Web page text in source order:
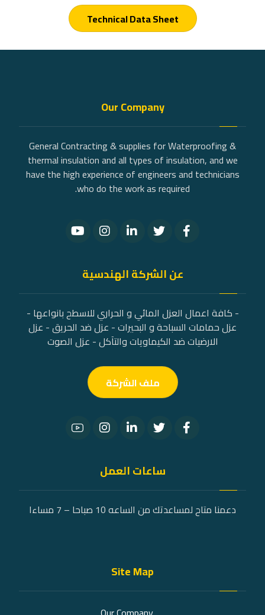
Technical Data Sheet
Our Company
General Contracting & supplies for Waterproofing &
thermal insulation and all types of insulation, and we
have the high experience of engineers and technicians
who do the work as required.
عن الشركة الهندسية
- كافة اعمال العزل المائي و الحراري للاسطح بانواعها -
عزل حمامات السباحة و البحيرات - عزل ضد الحريق - عزل
الارضيات ضد الكيماويات والتآكل - عزل الصوت
ملف الشركة
ساعات العمل
دعمنا متاح لمساعدتك من الساعه 10 صباحا – 7 مساءا
Site Map